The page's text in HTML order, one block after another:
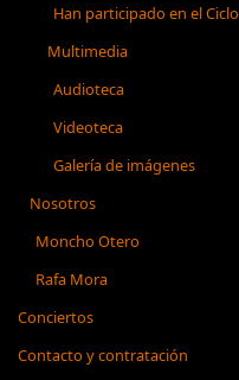
Han participado en el Ciclo
Multimedia
Audioteca
Videoteca
Galería de imágenes
Nosotros
Moncho Otero
Rafa Mora
Conciertos
Contacto y contratación